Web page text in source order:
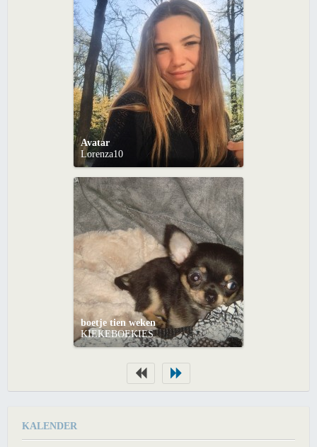
Avatar
Lorenza10
boetje tien weken
KIEKEBOEKIES
KALENDER